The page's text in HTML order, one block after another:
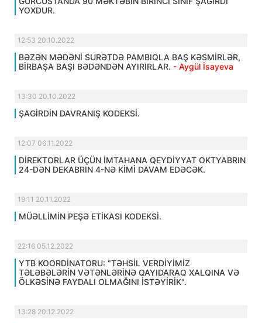
YOXDUR.
12:53 20.10.2022
BƏZƏN MƏDƏNİ SURƏTDƏ PAMBIQLA BAŞ KƏSMİRLƏR,
BİRBAŞA BAŞI BƏDƏNDƏN AYIRIRLAR. - Aygül İsayeva
13:30 20.10.2022
ŞAGİRDİN DAVRANIŞ KODEKSİ.
12:07 06.11.2022
DİREKTORLAR ÜÇÜN İMTAHANA QEYDİYYAT OKTYABRIN
24-DƏN DEKABRIN 4-NƏ KİMİ DAVAM EDƏCƏK.
19:11 20.11.2022
MÜƏLLİMİN PEŞƏ ETİKASI KODEKSİ.
22:16 05.12.2022
YTB KOORDİNATORU: "TƏHSİL VERDİYİMİZ
TƏLƏBƏLƏRİN VƏTƏNLƏRİNƏ QAYIDARAQ XALQINA VƏ
ÖLKƏSİNƏ FAYDALI OLMAĞINI İSTƏYİRİK".
13:28 20.12.2022